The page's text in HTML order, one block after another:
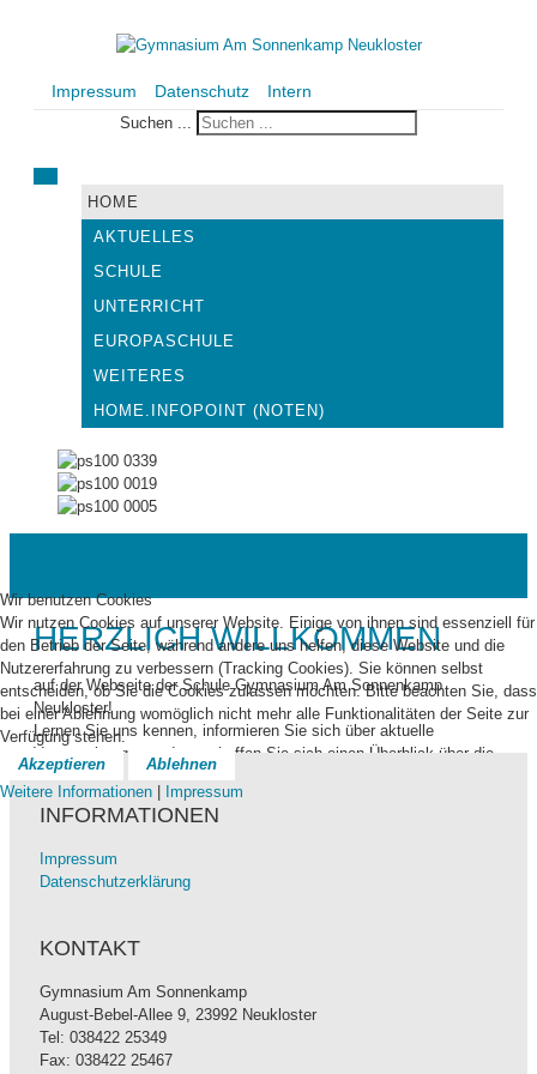
Impressum Datenschutz Intern
Suchen ...
HOME
AKTUELLES
SCHULE
UNTERRICHT
EUROPASCHULE
WEITERES
HOME.INFOPOINT (NOTEN)
HERZLICH WILLKOMMEN
auf der Webseite der Schule Gymnasium Am Sonnenkamp
Neukloster!
Lernen Sie uns kennen, informieren Sie sich über aktuelle
Veranstaltungen und verschaffen Sie sich einen Überblick über die
Aktivitäten unserer Schule.
NEWSTICKER
Stufentag der 10.Kl.
... am 09.07.2026
INFORMATIONEN
Impressum
Datenschutzerklärung
KONTAKT
Gymnasium Am Sonnenkamp
August-Bebel-Allee 9, 23992 Neukloster
Tel: 038422 25349
Fax: 038422 25467
Wir benutzen Cookies
Wir nutzen Cookies auf unserer Website. Einige von ihnen sind essenziell für
den Betrieb der Seite, während andere uns helfen, diese Website und die
Nutzererfahrung zu verbessern (Tracking Cookies). Sie können selbst
entscheiden, ob Sie die Cookies zulassen möchten. Bitte beachten Sie, dass
bei einer Ablehnung womöglich nicht mehr alle Funktionalitäten der Seite zur
Verfügung stehen.
Akzeptieren
Ablehnen
Weitere Informationen
Impressum